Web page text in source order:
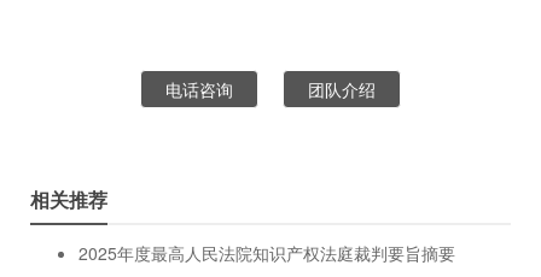
电话咨询 团队介绍
相关推荐
2025年度最高人民法院知识产权法庭裁判要旨摘要